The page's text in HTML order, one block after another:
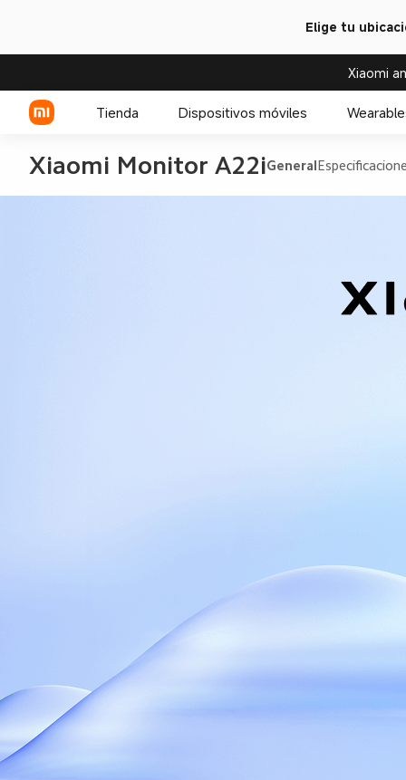
Elige tu
Xiaomi
Tienda Dispositivos móviles
Xiaomi Monitor A22iGeneral